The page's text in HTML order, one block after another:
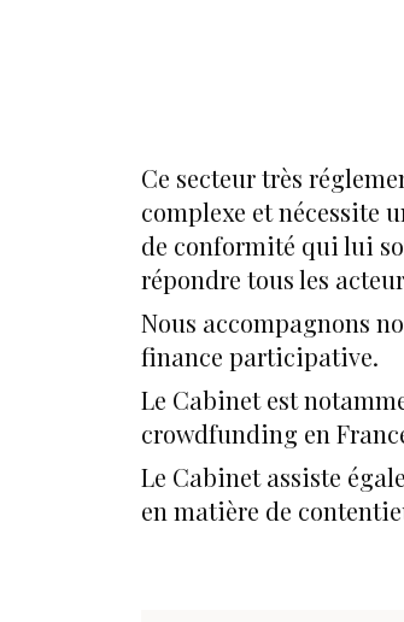
Ce secteur très
complexe et nécessite
de conformité qui lui
répondre tous les
Nous accompagnons
finance participative.
Le Cabinet est
crowdfunding en
Le Cabinet assiste
en matière de